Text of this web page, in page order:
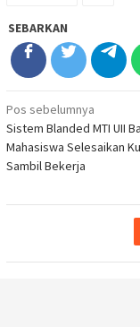
SEBARKAN
Navigasi
pos
Pos sebelumnya
Sistem Blanded MTI UII
Mahasiswa Selesaikan
Sambil Bekerja